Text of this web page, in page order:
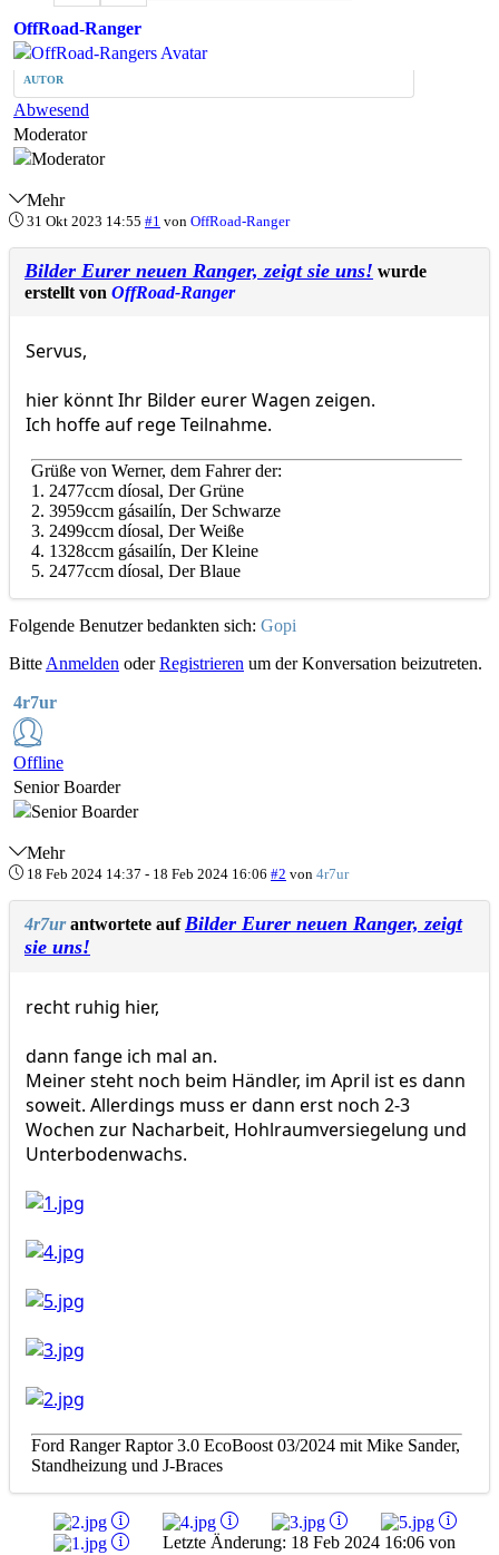
OffRoad-Ranger
AUTOR
Abwesend
Moderator
Mehr
31 Okt 2023 14:55 #1 von OffRoad-Ranger
Bilder Eurer neuen Ranger, zeigt sie uns! wurde
erstellt von OffRoad-Ranger
Servus,
hier könnt Ihr Bilder eurer Wagen zeigen.
Ich hoffe auf rege Teilnahme.
Grüße von Werner, dem Fahrer der:
1. 2477ccm díosal, Der Grüne
2. 3959ccm gásailín, Der Schwarze
3. 2499ccm díosal, Der Weiße
4. 1328ccm gásailín, Der Kleine
5. 2477ccm díosal, Der Blaue
Folgende Benutzer bedankten sich: Gopi
Bitte Anmelden oderRegistrieren um der Konversation beizutreten.
4r7ur
Offline
Senior Boarder
Mehr
18 Feb 2024 14:37 - 18 Feb 2024 16:06 #2 von 4r7ur
4r7urantwortete aufBilder Eurer neuen Ranger, zeigt
sie uns!
recht ruhig hier,
dann fange ich mal an.
Meiner steht noch beim Händler, im April ist es dann
soweit. Allerdings muss er dann erst noch 2-3
Wochen zur Nacharbeit, Hohlraumversiegelung und
Unterbodenwachs.
Ford Ranger Raptor 3.0 EcoBoost 03/2024 mit Mike Sander,
Standheizung und J-Braces
Letzte Änderung: 18 Feb 2024 16:06 von